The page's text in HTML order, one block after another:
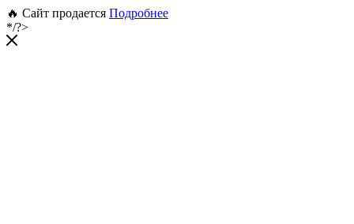
🔥 Сайт продается Подробнее
*/?>